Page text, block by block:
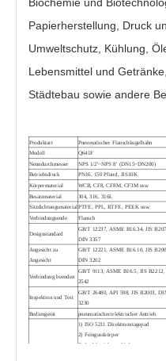
Papierherstellung, Druck
Umweltschutz, Kühlung,
Lebensmittel und
Städtebau sowie andere
Produktart
Pneumatischer Flanschkugelhahn
Modell
Q641F
Nenndurchmesser
NPS 1/2'~NPS 8' (DN15~DN200)
Betriebsdruck
PN16, 150 Pfund, JIS10K
Körpermaterial
WCB, CF8, CF8M, CF3M usw
Besatzmaterial
304, 316, 316L
SitzdichtungsmaterialPTFE, PPL, RTFE, PEEK usw.
Verbindungsende Flansch
Designstandard
GB/T 12237, ASME B16.34, JIS
DIN 3357
Angesicht zu
Angesicht
GB/T 12221, ASME B16.10, JIS
DIN 3202
Verbindung beenden
GB/T 9113, ASME B16.5, JIS B2212,
2542
Inspektion und Test
GB/T 26480, API 598, JIS B2003,
3230
Bediengerät
pneumatischer/elektrischer Antrieb
1) ISO 5211 Direktmontagepad
2) Feingusskörper
3) Ausblassicherer Vorbau